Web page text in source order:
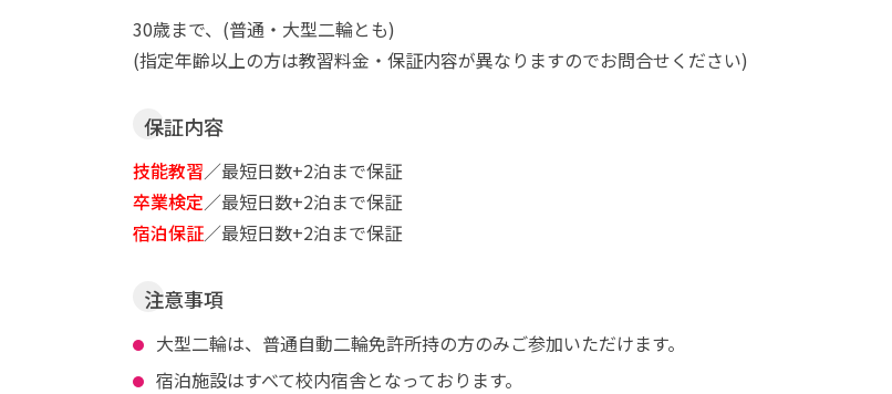
30歳まで、(普通・大型二輪とも)
(指定年齢以上の方は教習料金・保証内容が異なりますのでお問合せください)
保証内容
技能教習／最短日数+2泊まで保証
卒業検定／最短日数+2泊まで保証
宿泊保証／最短日数+2泊まで保証
注意事項
大型二輪は、普通自動二輪免許所持の方のみご参加いただけます。
宿泊施設はすべて校内宿舎となっております。